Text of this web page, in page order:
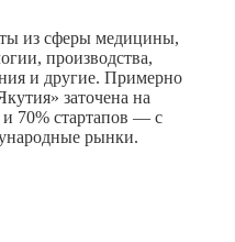
из сферы медицины,
производства,
и другие. Примерно
заточена на
70% стартапов — с
рынки.